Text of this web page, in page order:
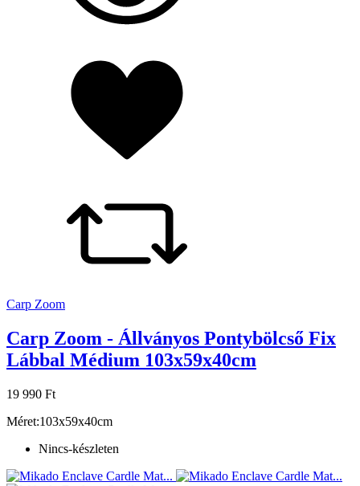
Carp Zoom
Carp Zoom - Állványos Pontybölcső Fix
Lábbal Médium 103x59x40cm
19 990 Ft
Méret:103x59x40cm
Nincs-készleten